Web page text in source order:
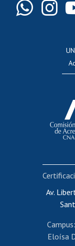
Av.
Campus:
Eloísa